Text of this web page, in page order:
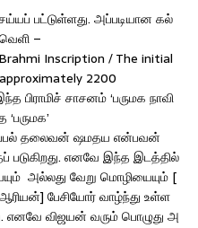
பட்டுள்ளது. அப்படியான கல்
–
Inscription / The initial
2200
பிராமிச் சாசனம் ‘பருமக நாவி
கப்பல் தலைவன் ஷமதய என்பவன்
எனவே இந்த இடத்தில்
அல்லது வேறு மொழியையும் [
பேசியோர் வாழ்ந்து உள்ள
எனவே விஜயன் வரும் பொழுது அ